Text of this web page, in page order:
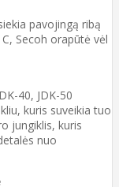
pavojingą ribą
Secoh orapūtė vėl
40, JDK-50
kuris suveikia tuo
jungiklis, kuris
nuo